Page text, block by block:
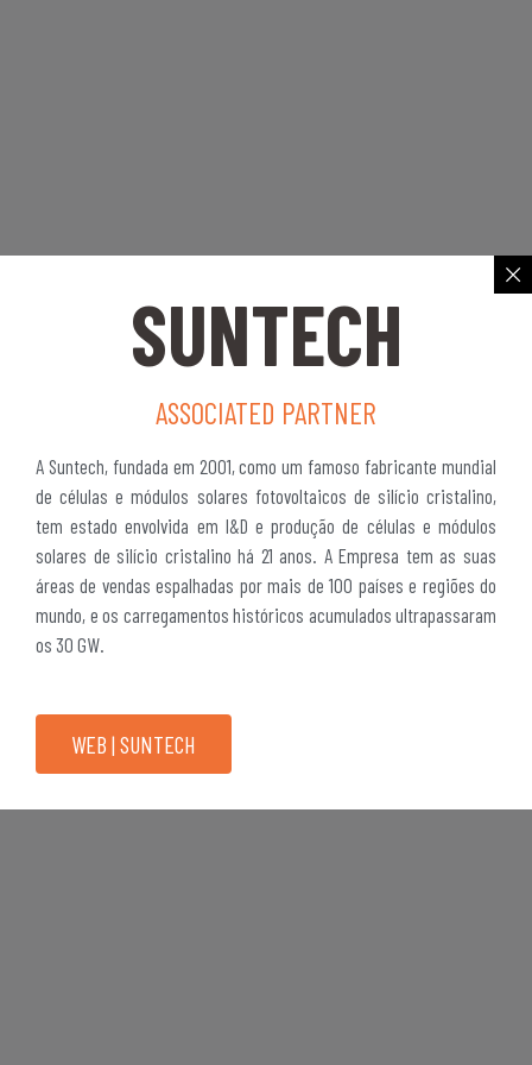
SUNTECH
ASSOCIATED PARTNER
A Suntech, fundada em 2001, como um famoso fabricante mundial
de células e módulos solares fotovoltaicos de silício cristalino,
tem estado envolvida em I&D e produção de células e módulos
solares de silício cristalino há 21 anos. A Empresa tem as suas
áreas de vendas espalhadas por mais de 100 países e regiões do
mundo, e os carregamentos históricos acumulados ultrapassaram
os 30 GW.
WEB | SUNTECH